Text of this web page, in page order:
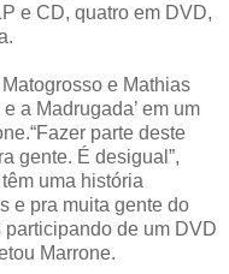
e CD, quatro em DVD,
Matogrosso e Mathias
a Madrugada’ em um
parte deste
gente. É desigual”,
uma história
e pra muita gente do
de um DVD
Marrone.